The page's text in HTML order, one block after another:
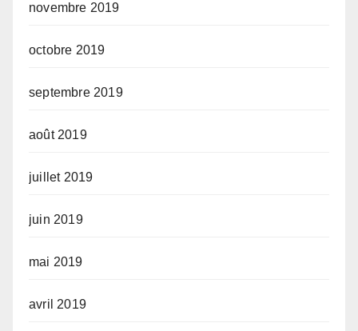
novembre 2019
octobre 2019
septembre 2019
août 2019
juillet 2019
juin 2019
mai 2019
avril 2019